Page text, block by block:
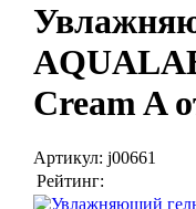
Cream A
Артикул: j00661
Рейтинг: